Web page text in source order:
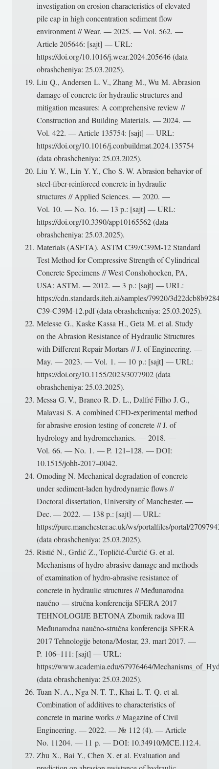
investigation on erosion characteristics of elevated
pile cap in high concentration sediment flow
environment // Wear. — 2025. — Vol. 562. —
Article 205646: [sajt] — URL:
https://doi.org /10.1016/j.wear.2024.205646 (data
obrashcheniya: 25.03.2025).
Liu Q., Andersen L. V., Zhang M., Wu M. Abrasion
damage of concrete for hydraulic structures and
mitigation measures: A comprehensive review //
Construction and Building Materials. — 2024. —
Vol. 422. — Article 135754: [sajt] — URL:
https://doi.org/10.1016 /j.conbuildmat.2024.135754
(data obrashcheniya: 25.03.2025).
Liu Y. W., Lin Y. Y., Cho S. W. Abrasion behavior of
steel-fiber-reinforced concrete in hydraulic
structures // Applied Sciences. — 2020. —
Vol. 10. — No. 16. — 13 p.: [sajt] — URL:
https://doi.org/10.3390/app10165562 (data
obrashcheniya: 25.03.2025).
Materials (ASFTA). ASTM C39 / C39M-12 Standard
Test Method for Compressive Strength of Cylindrical
Concrete Specimens // West Conshohocken, PA,
USA: ASTM. — 2012. — 3 p.: [sajt] — URL:
https://cdn.standards.iteh.ai/samples/79920/
C39‑C39M-12.pdf (data obrashcheniya: 25.03.2025).
Melesse G., Kaske Kassa H., Geta M. et al. Study
on the Abrasion Resistance of Hydraulic Structures
with Different Repair Mortars // J. of Engineering. —
May. — 2023. — Vol. 1. — 10 p.: [sajt] — URL:
https://doi.org/10.1155/2023/3077902 (data
obrashcheniya: 25.03.2025).
Messa G. V., Branco R. D. L., Dalfré Filho J. G.,
Malavasi S. A combined CFD-experimental method
for abrasive erosion testing of concrete // J. of
hydrology and hydromechanics. — 2018. —
Vol. 66. — No. 1. — P. 121–128. — DOI:
10.1515/johh-2017–0042.
Omoding N. Mechanical degradation of concrete
under sediment-laden hydrodynamic flows //
Doctoral dissertation, University of Manchester. —
Dec. — 2022. — 138 p.: [sajt] — URL:
https://pure.manchester.ac.uk/ws/portalfiles/portal/
(data obrashcheniya: 25.03.2025).
Ristić N., Grdić Z., Topličić-Ćurčić G. et al.
Mechanisms of hydro-abrasive damage and methods
of examination of hydro-abrasive resistance of
concrete in hydraulic structures // Međunarodna
naučno — stručna konferencija SFERA 2017
TEHNOLOGIJE BETONA Zbornik radova III
Međunarodna naučno-stručna konferencija SFERA
2017 Tehnologije betona / Mostar, 23. mart 2017. —
P. 106–111: [sajt] — URL:
https://www.academia.edu/67976464/
(data obrashcheniya: 25.03.2025).
Tuan N. A., Nga N. T. T., Khai L. T. Q. et al.
Combination of additives to characteristics of
concrete in marine works // Magazine of Civil
Engineering. — 2022. — № 112 (4). — Article
No. 11204. — 11 p. — DOI: 10.34910/MCE.112.4.
Zhu X., Bai Y., Chen X. et al. Evaluation and